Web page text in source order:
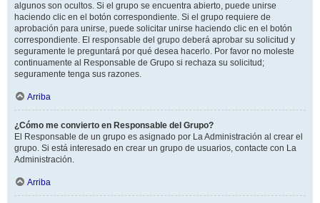
algunos son ocultos. Si el grupo se encuentra abierto, puede unirse
haciendo clic en el botón correspondiente. Si el grupo requiere de
aprobación para unirse, puede solicitar unirse haciendo clic en el botón
correspondiente. El responsable del grupo deberá aprobar su solicitud y
seguramente le preguntará por qué desea hacerlo. Por favor no moleste
continuamente al Responsable de Grupo si rechaza su solicitud;
seguramente tenga sus razones.
Arriba
¿Cómo me convierto en Responsable del Grupo?
El Responsable de un grupo es asignado por La Administración al crear el
grupo. Si está interesado en crear un grupo de usuarios, contacte con La
Administración.
Arriba